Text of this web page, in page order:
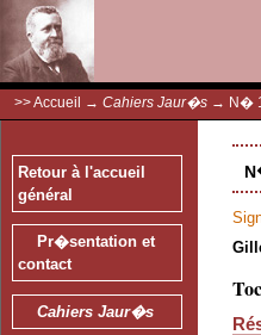
>>Accueil → Cahiers Jaur�s → N�
Retour à l'accueil
général
Pr�sentation et
contact
Cahiers Jaur�s